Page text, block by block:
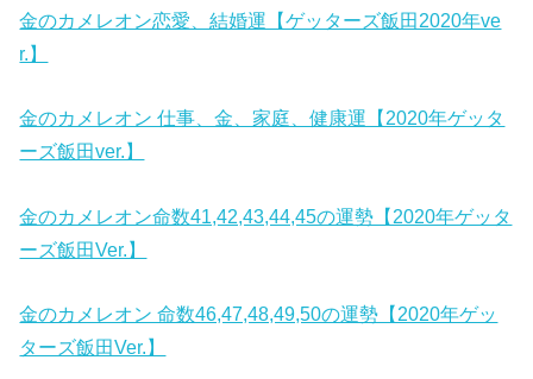
金のカメレオン恋愛、結婚運【ゲッターズ飯田2020年ve
r.】
金のカメレオン 仕事、金、家庭、健康運【2020年ゲッタ
ーズ飯田ver.】
金のカメレオン命数41,42,43,44,45の運勢【2020年ゲッタ
ーズ飯田Ver.】
金のカメレオン 命数46,47,48,49,50の運勢【2020年ゲッ
ターズ飯田Ver.】